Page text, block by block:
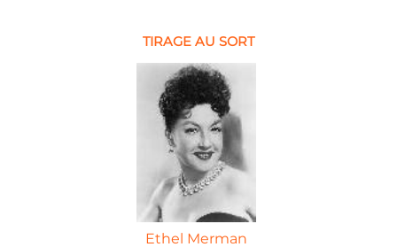
TIRAGE AU SORT
Ethel Merman